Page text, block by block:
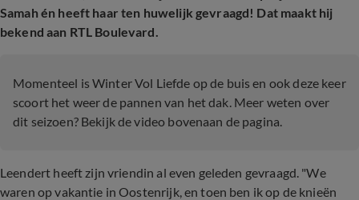
Samah én heeft haar ten huwelijk gevraagd! Dat maakt hij
bekend aan RTL Boulevard.
Momenteel is Winter Vol Liefde op de buis en ook deze keer
scoort het weer de pannen van het dak. Meer weten over
dit seizoen? Bekijk de video bovenaan de pagina.
Leendert heeft zijn vriendin al even geleden gevraagd. "We
waren op vakantie in Oostenrijk, en toen ben ik op de knieën